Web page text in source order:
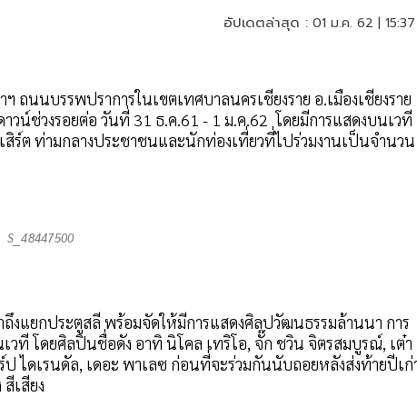
อัปเดตล่าสุด : 01 ม.ค. 62 |
นนบรรพปราการในเขตเทศบาลนครเชียงราย อ.เมืองเชียงราย
น์ช่วงรอยต่อ วันที่ 31 ธ.ค.61 - 1 ม.ค.62 โดยมีการแสดงบนเวที
ร์ต ท่ามกลางประชาชนและนักท่องเที่ยวที่ไปร่วมงานเป็นจำนวน
S__48447500
แยกประตูสลี พร้อมจัดให้มีการแสดงศิลปวัฒนธรรมล้านนา การ
ที โดยศิลปินชื่อดัง อาทิ นิโคล เทริโอ, จั๊ก ชวิน จิตรสมบูรณ์, เต๋า
ไดเรนดัล, เดอะ พาเลซ ก่อนที่จะร่วมกันนับถอยหลังส่งท้ายปีเก่
เสียง